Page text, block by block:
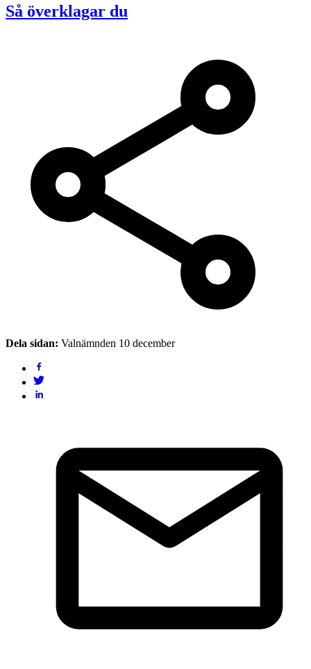
Så överklagar du
Dela sidan: Valnämnden 10 december